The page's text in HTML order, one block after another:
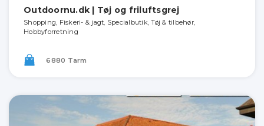
Outdoornu.dk | Tøj og friluftsgrej
Shopping, Fiskeri- & jagt, Specialbutik, Tøj & tilbehør,
Hobbyforretning
6880 Tarm